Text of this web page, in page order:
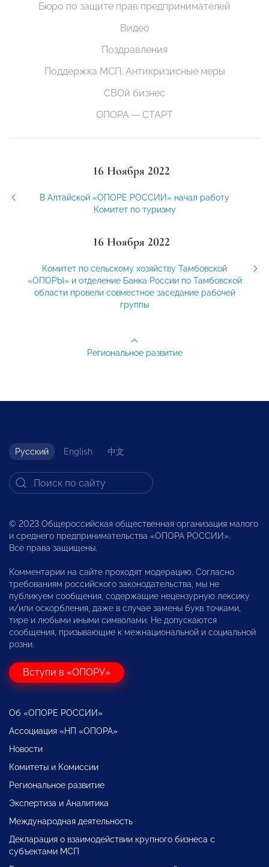
Бюро по защите прав предпринимателей
Видео
Поздравления
Поддержка МСП. Антикризисные меры
СВОй бизнес
ОПОРА — СТАРТ
16 Ноября 2022
В Алтайской «ОПОРЕ РОССИИ» начал работу
Комитет по туризму
16 Ноября 2022
Комитет по сельскому хозяйству Тамбовской
«ОПОРЫ» и отделение Банка России по Тамбовской
области провели совместное заседание рабочей
группы
Региональное развитие
Русский English 中文
© 2023 Общероссийская общественная организация малого
и среднего предпринимательства «ОПОРА РОССИИ».
Все права защищены.
Комментарии на сайте проходят модерацию. Согласно
требованиям российского законодательства, мы не
публикуем сообщения, содержащие нецензурную лексику
и/или оскорбления, даже в случае замены букв точками,
тире и любыми иными символами. Не допускаются
сообщения, призывающие к межнациональной и социальной
розни.
Вступи в «ОПОРУ»
Об «ОПОРЕ РОССИИ»
Ассоциация «НП «ОПОРА»
Новости
Комитеты и Комиссии
Региональное развитие
Экспертиза и Аналитика
Международная деятельность
Декларация о взаимодействии крупного бизнеса с
субъектами МСП